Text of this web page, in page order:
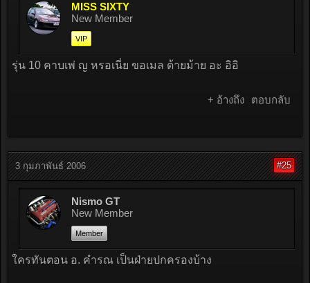
MISS SIXTY
New Member
VIP
รุ่น 10 คาบเพ่ ญ หรอเนี่ย ขอเมล ด้ายม้าย อะ อิอิ
+ อ้างถึง ตอบกลับ
3 กุมภาพันธ์ 2006 #25
Nismo GT
New Member
Member
ใครทันตอน อ. คำรณ เป็นฝ่ายปกครองบ้าง